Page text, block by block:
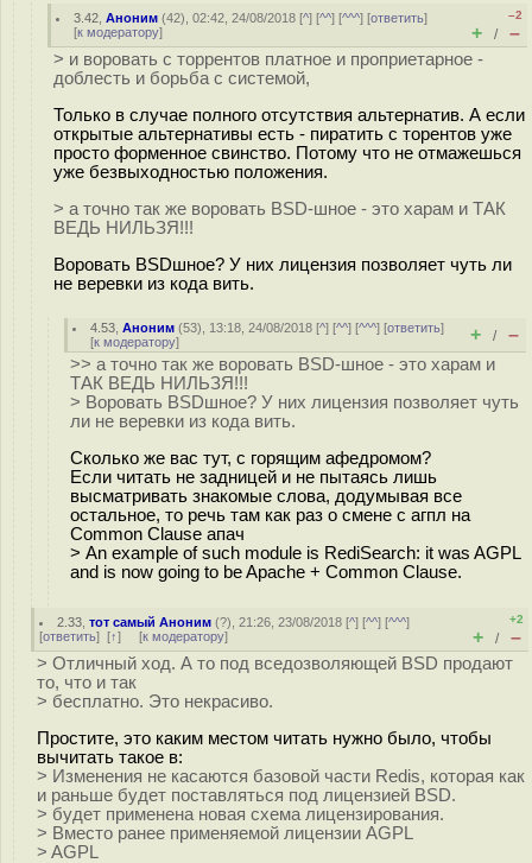
3.42 ,Аноним (42), 02:42, 24/08/2018 [^] [^^] [^^^] [ответить]
[к модератору]
–2
+ / –
> и воровать с торрентов платное и проприетарное -
доблесть и борьба с системой,
Только в случае полного отсутствия альтернатив. А если
открытые альтернативы есть - пиратить с торентов уже
просто форменное свинство. Потому что не отмажешься
уже безвыходностью положения.
> а точно так же воровать BSD-шное - это харам и ТАК
ВЕДЬ НИЛЬЗЯ!!!
Воровать BSDшное? У них лицензия позволяет чуть ли
не веревки из кода вить.
4.53 ,Аноним (53), 13:18, 24/08/2018 [^] [^^] [^^^] [ответить]
[к модератору] + / –
>> а точно так же воровать BSD-шное - это харам и
ТАК ВЕДЬ НИЛЬЗЯ!!!
> Воровать BSDшное? У них лицензия позволяет чуть
ли не веревки из кода вить.
Сколько же вас тут, с горящим афедромом?
Если читать не задницей и не пытаясь лишь
высматривать знакомые слова, додумывая все
остальное, то речь там как раз о смене с агпл на
Common Clause апач
> An example of such module is RediSearch: it was AGPL
and is now going to be Apache + Common Clause.
2.33 ,тот самый Аноним (?), 21:26, 23/08/2018 [^] [^^] [^^^]
[ответить] [↑] [к модератору]
+2
+ / –
> Отличный ход. А то под вседозволяющей BSD продают
то, что и так
> бесплатно. Это некрасиво.
Простите, это каким местом читать нужно было, чтобы
вычитать такое в:
> Изменения не касаются базовой части Redis, которая как
и раньше будет поставляться под лицензией BSD.
> будет применена новая схема лицензирования.
> Вместо ранее применяемой лицензии AGPL
> AGPL